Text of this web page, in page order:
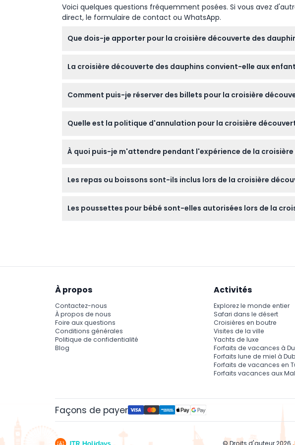
Voici quelques questions fréquemment posées. Si vous avez
direct, le formulaire de contact ou WhatsApp.
Que dois-je apporter pour la croisière découverte des
maillot de bain est recommandé si vous souhaitez participer à
La croisière découverte des dauphins convient-elle aux
Veuillez noter que la croisière n'est pas accessible aux
Comment puis-je réserver des billets pour la croisière
l'année, sont indiquées lors de la réservation.
Quelle est la politique d'annulation pour la croisière
moins de 48 heures à l'avance ou les absences seront
À quoi puis-je m'attendre pendant l'expérience de la
promenade sur le filet à l'arrière. La croisière a un taux de
Les repas ou boissons sont-ils inclus lors de la croisière
Les poussettes pour bébé sont-elles autorisées lors de la
À propos
Contactez-nous
À propos de nous
Foire aux questions
Conditions générales
Politique de confidentialité
Blog
Activités
Explorez le monde entier
Safari dans le désert
Croisières en boutre
Visites de la ville
Yachts de luxe
Forfaits de vacances à
Forfaits lune de miel à
Forfaits de vacances en
Forfaits vacances aux
Façons de payer